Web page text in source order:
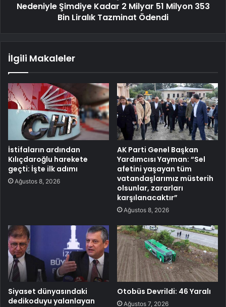
Nedeniyle Şimdiye Kadar 2 Milyar 51 Milyon 353
Bin Liralık Tazminat Ödendi
İlgili Makaleler
İstifaların ardından
Kılıçdaroğlu harekete
geçti: İşte ilk adımı
Ağustos 8, 2026
AK Parti Genel Başkan
Yardımcısı Yayman: “Sel
afetini yaşayan tüm
vatandaşlarımız müsterih
olsunlar, zararları
karşılanacaktır”
Ağustos 8, 2026
Siyaset dünyasındaki
dedikoduyu yalanlayan
Otobüs Devrildi: 46 Yaralı
Ağustos 7, 2026